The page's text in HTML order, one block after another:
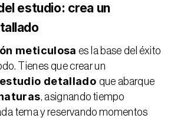
estudio: crea un
meticulosa es la base del éxito
Tienes que crear un
detallado
, asignando tiempo
tema y reservando momentos